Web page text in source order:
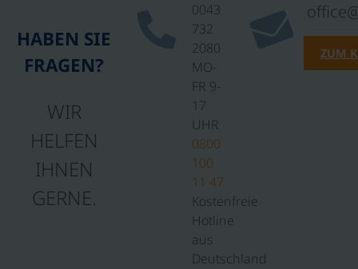
HABEN SIE
FRAGEN?
WIR
HELFEN
IHNEN
GERNE.
0043
732
2080
MO-
FR 9-
17
UHR
0800
100
11 47
Kostenfreie
Hotline
aus
Deutschland
ZUM